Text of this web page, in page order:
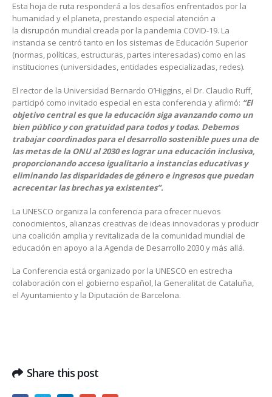
Esta hoja de ruta responderá a los desafíos enfrentados por la
humanidad y el planeta, prestando especial atención a
la disrupción mundial creada por la pandemia COVID-19. La
instancia se centró tanto en los sistemas de Educación Superior
(normas, políticas, estructuras, partes interesadas) como en las
instituciones (universidades, entidades especializadas, redes).
El rector de la Universidad Bernardo O’Higgins, el Dr. Claudio Ruff,
participó como invitado especial en esta conferencia y afirmó: “El
objetivo central es que la educación siga avanzando como un
bien público y con gratuidad para todos y todas. Debemos
trabajar coordinados para el desarrollo sostenible pues una de
las metas de la ONU al 2030 es lograr una educación inclusiva,
proporcionando acceso igualitario a instancias educativas y
eliminando las disparidades de género e ingresos que puedan
acrecentar las brechas ya existentes”.
La UNESCO organiza la conferencia para ofrecer nuevos
conocimientos, alianzas creativas de ideas innovadoras y producir
una coalición amplia y revitalizada de la comunidad mundial de
educación en apoyo a la Agenda de Desarrollo 2030 y más allá.
La Conferencia está organizado por la UNESCO en estrecha
colaboración con el gobierno español, la Generalitat de Cataluña,
el Ayuntamiento y la Diputación de Barcelona.
Share this post